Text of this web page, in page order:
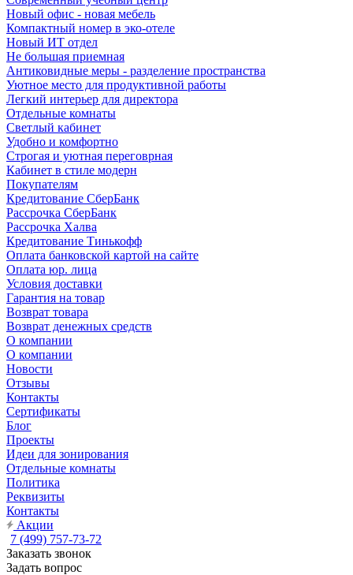
Новый офис - новая мебель
Компактный номер в эко-отеле
Новый ИТ отдел
Не большая приемная
Антиковидные меры - разделение пространства
Уютное место для продуктивной работы
Легкий интерьер для директора
Отдельные комнаты
Светлый кабинет
Удобно и комфортно
Строгая и уютная переговрная
Кабинет в стиле модерн
Покупателям
Кредитование СберБанк
Рассрочка СберБанк
Рассрочка Халва
Кредитование Тинькофф
Оплата банковской картой на сайте
Оплата юр. лица
Условия доставки
Гарантия на товар
Возврат товара
Возврат денежных средств
О компании
О компании
Новости
Отзывы
Контакты
Сертификаты
Блог
Проекты
Идеи для зонирования
Отдельные комнаты
Политика
Реквизиты
Контакты
Акции
7 (499) 757-73-72
Заказать звонок
Задать вопрос